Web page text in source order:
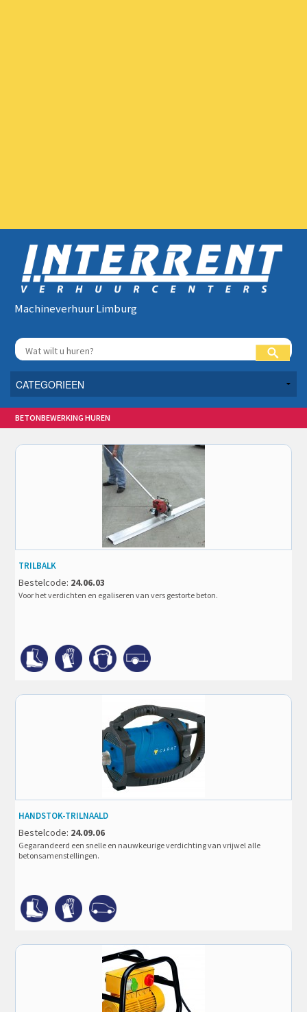
Machineverhuur Limburg
BETONBEWERKING HUREN
TRILBALK
Bestelcode: 24.06.03
Voor het verdichten en egaliseren van vers gestorte beton.
HANDSTOK-TRILNAALD
Bestelcode: 24.09.06
Gegarandeerd een snelle en nauwkeurige verdichting van vrijwel alle
betonsamenstellingen.